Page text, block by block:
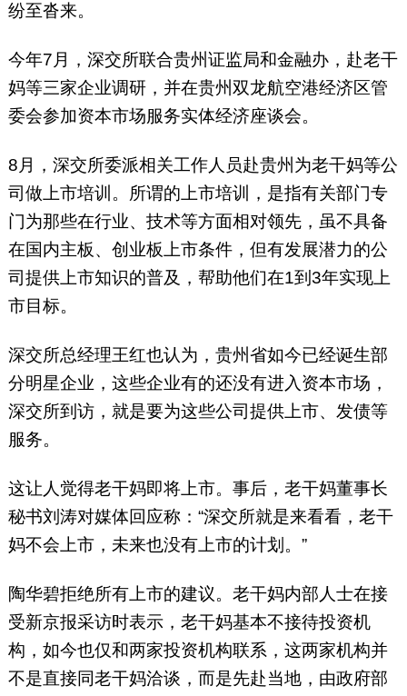
纷至沓来。
今年7月，深交所联合贵州证监局和金融办，赴老干
妈等三家企业调研，并在贵州双龙航空港经济区管
委会参加资本市场服务实体经济座谈会。
8月，深交所委派相关工作人员赴贵州为老干妈等公
司做上市培训。所谓的上市培训，是指有关部门专
门为那些在行业、技术等方面相对领先，虽不具备
在国内主板、创业板上市条件，但有发展潜力的公
司提供上市知识的普及，帮助他们在1到3年实现上
市目标。
深交所总经理王红也认为，贵州省如今已经诞生部
分明星企业，这些企业有的还没有进入资本市场，
深交所到访，就是要为这些公司提供上市、发债等
服务。
这让人觉得老干妈即将上市。事后，老干妈董事长
秘书刘涛对媒体回应称：“深交所就是来看看，老干
妈不会上市，未来也没有上市的计划。”
陶华碧拒绝所有上市的建议。老干妈内部人士在接
受新京报采访时表示，老干妈基本不接待投资机
构，如今也仅和两家投资机构联系，这两家机构并
不是直接同老干妈洽谈，而是先赴当地，由政府部